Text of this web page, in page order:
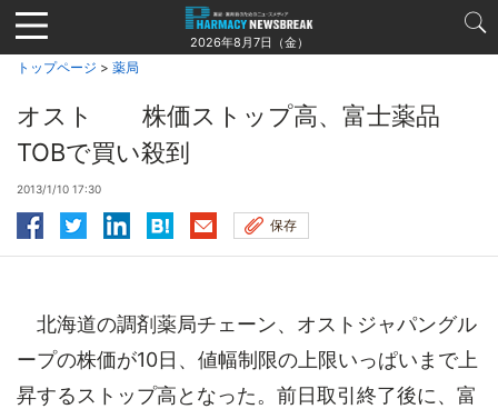
Jump
to
navigation
2026年8月7日（金）
トップページ > 薬局
オスト 株価ストップ高、富士薬品
TOBで買い殺到
2013/1/10 17:30
保存
北海道の調剤薬局チェーン、オストジャパングル
ープの株価が10日、値幅制限の上限いっぱいまで上
昇するストップ高となった。前日取引終了後に、富